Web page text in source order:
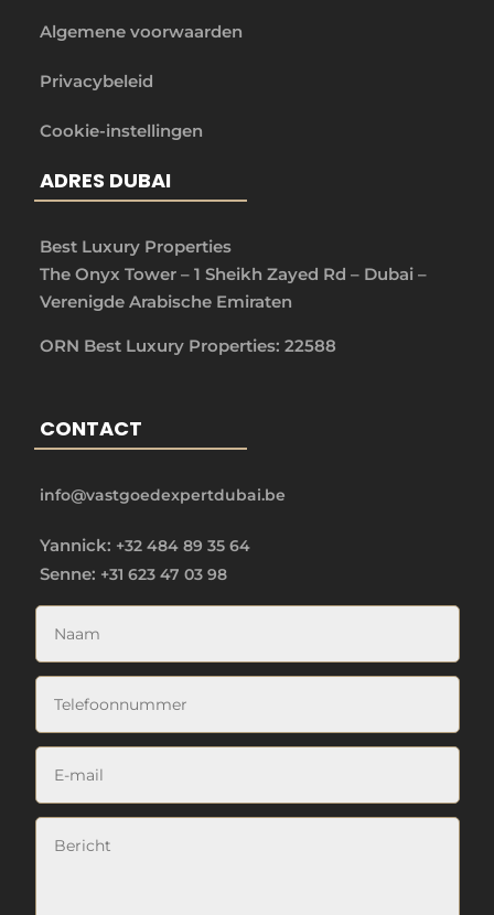
Algemene voorwaarden
Privacybeleid
Cookie-instellingen
ADRES DUBAI
Best Luxury Properties
The Onyx Tower – 1 Sheikh Zayed Rd – Dubai –
Verenigde Arabische Emiraten
ORN Best Luxury Properties: 22588
CONTACT
info@vastgoedexpertdubai.be
Yannick: +32 484 89 35 64
Senne: +31 623 47 03 98